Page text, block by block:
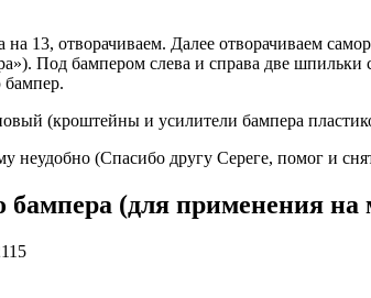
13, отворачиваем. Далее отворачиваем
Под бампером слева и справа две
бампер.
(кроштейны и усилители бампера
неудобно (Спасибо другу Сереге, помог и
бампера (для применения на